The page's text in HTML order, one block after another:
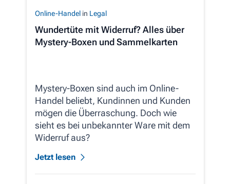
Online-Handel in Legal
Wundertüte mit Widerruf? Alles über
Mystery-Boxen und Sammelkarten
Mystery-Boxen sind auch im Online-
Handel beliebt, Kundinnen und Kunden
mögen die Überraschung. Doch wie
sieht es bei unbekannter Ware mit dem
Widerruf aus?
Jetzt lesen